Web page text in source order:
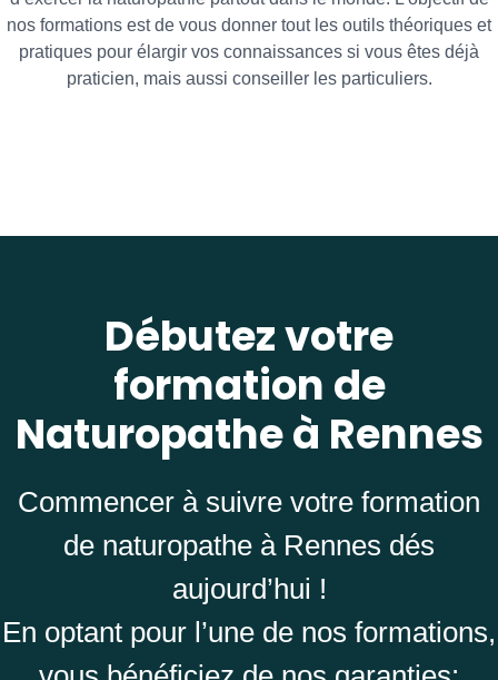
nos formations est de vous donner tout les outils théoriques et
pratiques pour élargir vos connaissances si vous êtes déjà
praticien, mais aussi conseiller les particuliers.
Débutez votre
formation de
Naturopathe à Rennes
Commencer à suivre votre formation
de naturopathe à Rennes dés
aujourd’hui !
En optant pour l’une de nos formations,